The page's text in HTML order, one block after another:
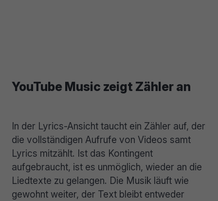
YouTube Music zeigt Zähler an
In der Lyrics-Ansicht taucht ein Zähler auf, der
die vollständigen Aufrufe von Videos samt
Lyrics mitzählt. Ist das Kontingent
aufgebraucht, ist es unmöglich, wieder an die
Liedtexte zu gelangen. Die Musik läuft wie
gewohnt weiter, der Text bleibt entweder